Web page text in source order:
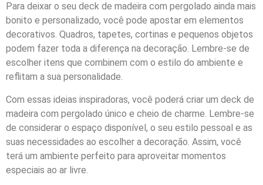
Para deixar o seu deck de madeira com pergolado ainda mais
bonito e personalizado, você pode apostar em elementos
decorativos. Quadros, tapetes, cortinas e pequenos objetos
podem fazer toda a diferença na decoração. Lembre-se de
escolher itens que combinem com o estilo do ambiente e
reflitam a sua personalidade.
Com essas ideias inspiradoras, você poderá criar um deck de
madeira com pergolado único e cheio de charme. Lembre-se
de considerar o espaço disponível, o seu estilo pessoal e as
suas necessidades ao escolher a decoração. Assim, você
terá um ambiente perfeito para aproveitar momentos
especiais ao ar livre.